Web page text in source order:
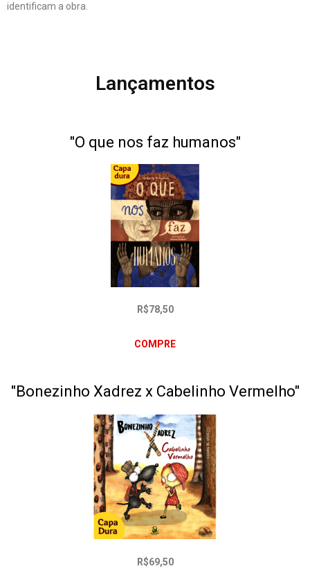
identificam a obra.
Lançamentos
"O que nos faz humanos"
R$78,50
COMPRE
"Bonezinho Xadrez x Cabelinho Vermelho"
R$69,50